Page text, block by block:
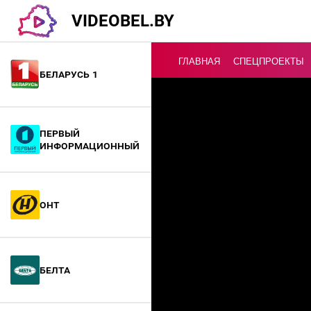
VIDEOBEL.BY
Беларусь 1
Первый
информационный
ОНТ
БелТА
ГЛАВНАЯ СПЕЦПРОЕКТЫ